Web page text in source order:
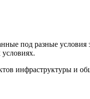
под разные
инфраструктуры и